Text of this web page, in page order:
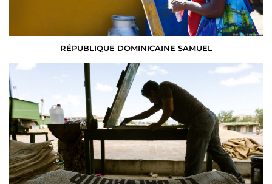
RÉPUBLIQUE DOMINICAINE SAMUEL